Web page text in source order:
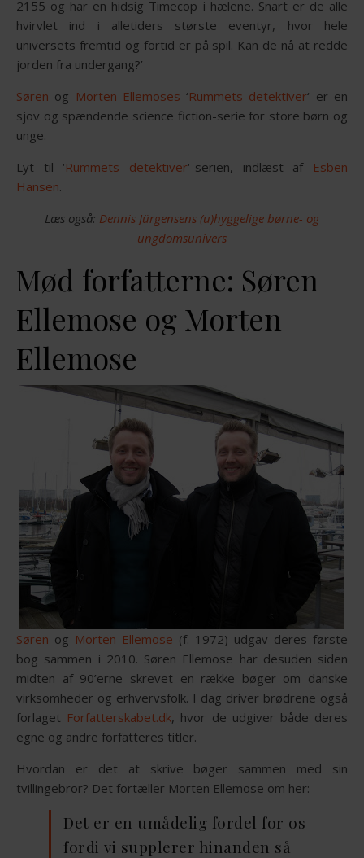
2155 og har en hidsig Timecop i hælene. Snart er de alle
hvirvlet ind i alletiders største eventyr, hvor hele
universets fremtid og fortid er på spil. Kan de nå at redde
jorden fra undergang?’
Søren og Morten Ellemoses ‘Rummets detektiver‘ er en
sjov og spændende science fiction-serie for store børn og
unge.
Lyt til ‘Rummets detektiver‘-serien, indlæst af Esben
Hansen.
Læs også: Dennis Jürgensens (u)hyggelige børne- og
ungdomsunivers
Mød forfatterne: Søren
Ellemose og Morten
Ellemose
Søren og Morten Ellemose (f. 1972) udgav deres første
bog sammen i 2010. Søren Ellemose har desuden siden
midten af 90’erne skrevet en række bøger om danske
virksomheder og erhvervsfolk. I dag driver brødrene også
forlaget Forfatterskabet.dk, hvor de udgiver både deres
egne og andre forfatteres titler.
Hvordan er det at skrive bøger sammen med sin
tvillingebror? Det fortæller Morten Ellemose om her:
Det er en umådelig fordel for os
fordi vi supplerer hinanden så